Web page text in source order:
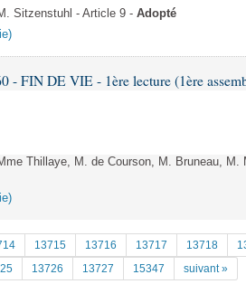
Sitzenstuhl - Article 9 - Adopté
- FIN DE VIE - 1ère lecture (1ère
Thillaye, M. de Courson, M. Bruneau,
13715 13716 13717 13718
13726 13727 15347 suivant »